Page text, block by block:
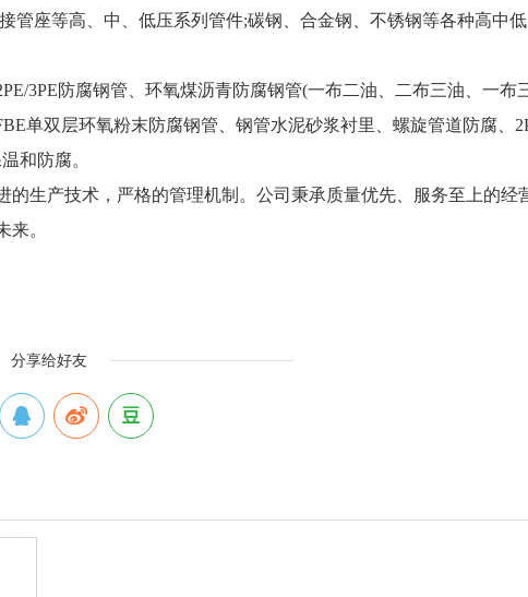
管座等高、中、低压系列管件;碳钢、合金钢、不锈钢等各种高中低
3PE防腐钢管、环氧煤沥青防腐钢管(一布二油、二布三油、一布
单双层环氧粉末防腐钢管、钢管水泥砂浆衬里、螺旋管道防腐、
和防腐。
生产技术，严格的管理机制。公司秉承质量优先、服务至上的经
。
分享给好友